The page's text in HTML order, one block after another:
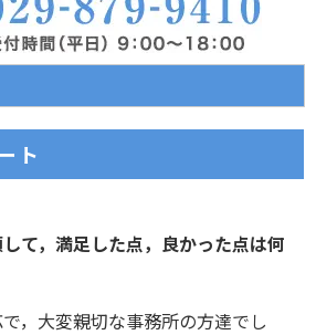
ト
て，満足した点，良かった点は何
，大変親切な事務所の方達でし